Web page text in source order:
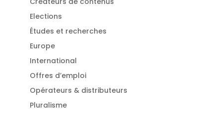
Elections
Études et recherches
Europe
International
Offres d’emploi
Opérateurs & distributeurs
Pluralisme